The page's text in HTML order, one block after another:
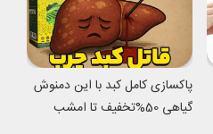
پاکسازی کامل کبد با این دمنوش
گیاهی 50%تخفیف تا امشب